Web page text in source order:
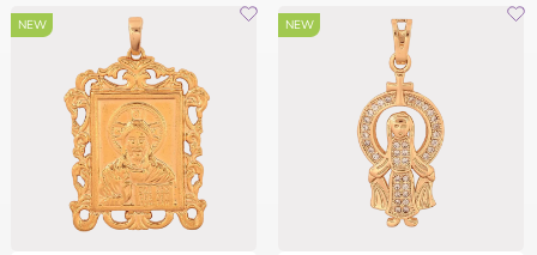
NEW NEW